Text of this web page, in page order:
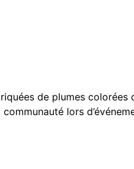
de plumes colorées
lors